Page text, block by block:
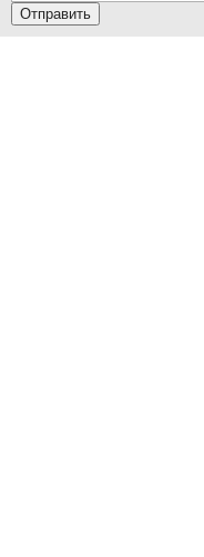
Отправить